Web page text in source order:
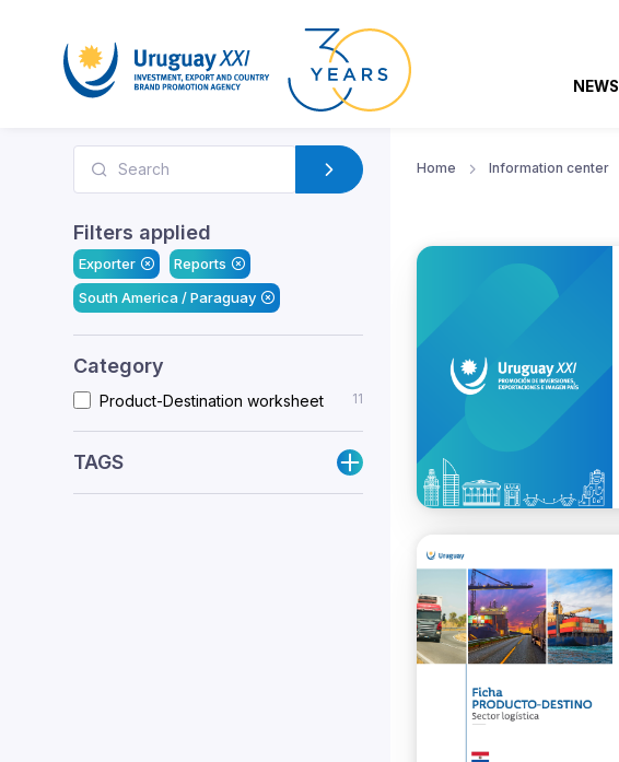
NEWS
Filters applied
Exporter
Reports
South America / Paraguay
Category
Product-Destination worksheet 11
TAGS
Home Information center